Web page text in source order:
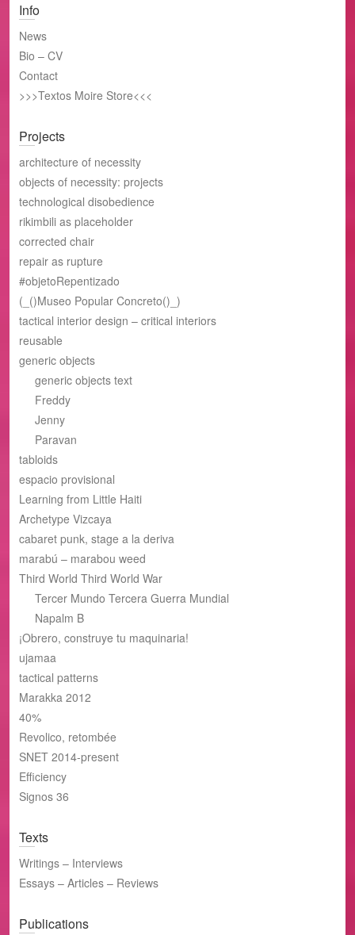
Info
News
Bio – CV
Contact
>>>Textos Moire Store<<<
Projects
architecture of necessity
objects of necessity: projects
technological disobedience
rikimbili as placeholder
corrected chair
repair as rupture
#objetoRepentizado
(_()Museo Popular Concreto()_)
tactical interior design – critical interiors
reusable
generic objects
generic objects text
Freddy
Jenny
Paravan
tabloids
espacio provisional
Learning from Little Haiti
Archetype Vizcaya
cabaret punk, stage a la deriva
marabú – marabou weed
Third World Third World War
Tercer Mundo Tercera Guerra Mundial
Napalm B
¡Obrero, construye tu maquinaria!
ujamaa
tactical patterns
Marakka 2012
40%
Revolico, retombée
SNET 2014-present
Efficiency
Signos 36
Texts
Writings – Interviews
Essays – Articles – Reviews
Publications